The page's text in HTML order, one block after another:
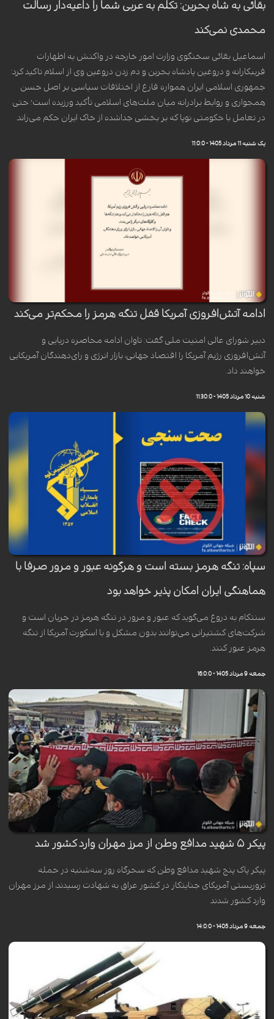
بقائی به شاه بحرین: تکلم به عربی شما را داعیه‌دار رسالت
محمدی نمی‌کند
اسماعیل بقائی سخنگوی وزارت امور خارجه در واکنش به اظهارات
فریبکارانه و دروغین پادشاه بحرین و دم زدن دروغین وی از اسلام تاکید کرد:
جمهوری اسلامی ایران همواره فارغ از اختلافات سیاسی بر اصل حسن
همجواری و روابط برادرانه میان ملت‌های اسلامی تأکید ورزیده است؛ حتی
در تعامل با حکومتی نوپا که بر بخشی جداشده از خاک ایران حکم می‌راند.
یک شنبه 11 مرداد 1405 - 11:0:0
ادامه آتش‌افروزی آمریکا قفل تنگه هرمز را محکم‌تر می‌کند
دبیر شورای عالی امنیت ملی گفت: تاوان ادامه محاصره دریایی و
آتش‌افروزی رژیم آمریکا را اقتصاد جهانی، بازار انرژی و رای‌دهندگان آمریکایی
خواهند داد.
شنبه 10 مرداد 1405 - 11:30:0
سپاه: تنگه هرمز بسته است و هرگونه عبور و مرور صرفا با
هماهنگی ايران امکان پذیر خواهد بود
سنتکام به دروغ می‌گوید که عبور و مرور در تنگه هرمز در جریان است و
شرکت‌های کشتیرانی می‌توانند بدون مشکل و با اسکورت آمریکا از تنگه
هرمز عبور کنند.
جمعه 9 مرداد 1405 - 16:0:0
پیکر ۵ شهید مدافع وطن از مرز مهران وارد کشور شد
پیکر پاک پنج شهید مدافع وطن که سحرگاه روز سه‌شنبه در حمله
تروریستی آمریکای جنایتکار در کشور عراق به شهادت رسیدند، از مرز مهران
وارد کشور شدند
جمعه 9 مرداد 1405 - 14:0:0